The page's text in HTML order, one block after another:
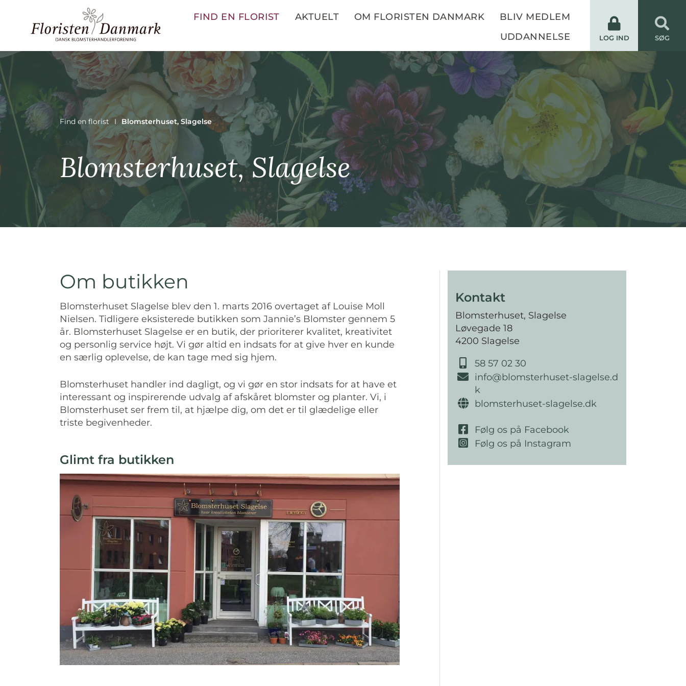
FIND EN FLORIST AKTUELT OM FLORISTEN DANMARK
BLIV MEDLEM
UDDANNELSE
LOG IND SØG
Find en florist Blomsterhuset, Slagelse
Blomsterhuset, Slagelse
Om butikken
Blomsterhuset Slagelse blev den 1. marts 2016 overtaget af Louise Moll
Nielsen. Tidligere eksisterede butikken som Jannie’s Blomster gennem 5
år. Blomsterhuset Slagelse er en butik, der prioriterer kvalitet, kreativitet
og personlig service højt. Vi gør altid en indsats for at give hver en kunde
en særlig oplevelse, de kan tage med sig hjem.
Blomsterhuset handler ind dagligt, og vi gør en stor indsats for at have et
interessant og inspirerende udvalg af afskåret blomster og planter. Vi, i
Blomsterhuset ser frem til, at hjælpe dig, om det er til glædelige eller
triste begivenheder.
Glimt fra butikken
Kontakt
Blomsterhuset, Slagelse
Løvegade 18
4200 Slagelse
58 57 02 30
info@blomsterhuset-slagelse.d
k
blomsterhuset-slagelse.dk
Følg os på Facebook
Følg os på Instagram